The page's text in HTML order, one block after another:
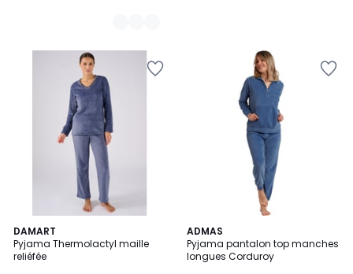
DAMART
Pyjama Thermolactyl maille
reliéfée
ADMAS
Pyjama pantalon top manches
longues Corduroy
5
/
5